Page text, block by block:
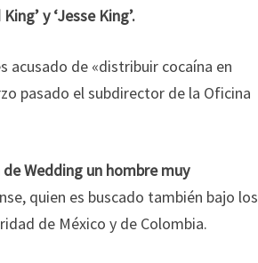
y ‘Jesse King’.
acusado de «distribuir cocaína en
pasado el subdirector de la Oficina
Wedding un hombre muy
quien es buscado también bajo los
de México y de Colombia.